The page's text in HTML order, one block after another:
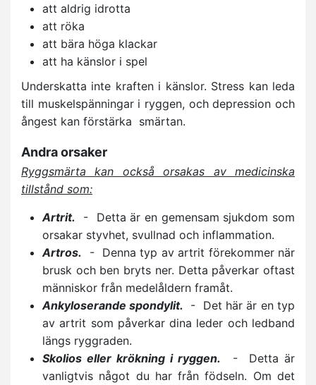
att aldrig idrotta
att röka
att bära höga klackar
att ha känslor i spel
Underskatta inte kraften i känslor. Stress kan leda
till muskelspänningar i ryggen, och depression och
ångest kan förstärka smärtan.
Andra orsaker
Ryggsmärta kan också orsakas av medicinska
tillstånd som:
Artrit.
- Detta är en gemensam sjukdom som
orsakar styvhet, svullnad och inflammation.
Artros.
- Denna typ av artrit förekommer när
brusk och ben bryts ner. Detta påverkar oftast
människor från medelåldern framåt.
Ankyloserande spondylit.
- Det här är en typ
av artrit som påverkar dina leder och ledband
längs ryggraden.
Skolios eller krökning i ryggen.
- Detta är
vanligtvis något du har från födseln. Om det